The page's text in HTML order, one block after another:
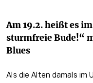
Am 19.2. heißt es
sturmfreie Bude!“
Blues
Als die Alten damals im